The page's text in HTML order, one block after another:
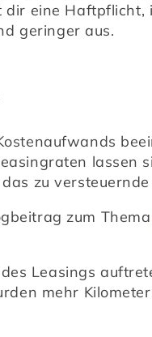
eine Haftpflicht,
geringer aus.
lassen
zu versteuernde
zum Thema
Leasings
mehr